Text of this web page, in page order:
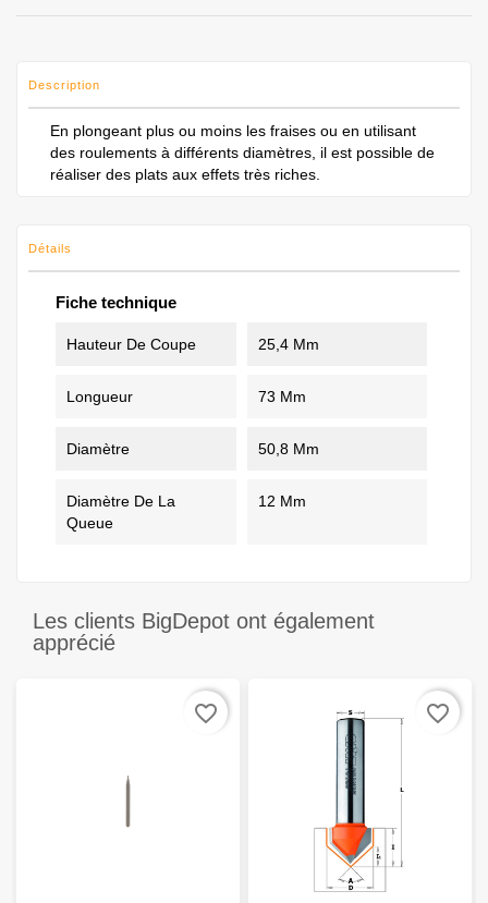
Description
En plongeant plus ou moins les fraises ou en utilisant
des roulements à différents diamètres, il est possible de
réaliser des plats aux effets très riches.
Détails
Fiche technique
Hauteur De Coupe 25,4 Mm
Longueur 73 Mm
Diamètre 50,8 Mm
Diamètre De La
Queue
12 Mm
Les clients BigDepot ont également
apprécié
favorite_border favorite_border